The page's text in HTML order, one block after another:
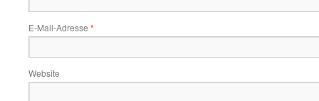
E-Mail-Adresse *
Website